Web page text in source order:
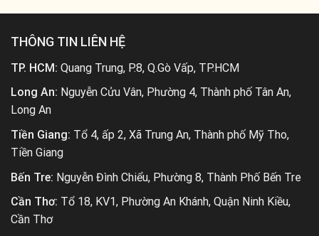
THÔNG TIN LIÊN HỆ
TP. HCM: Quang Trung, P.8, Q.Gò Vấp, TP.HCM
Long An: Nguyễn Cửu Vân, Phường 4, Thành phố Tân An,
Long An
Tiền Giang: Tổ 4, ấp 2, Xã Trung An, Thành phố Mỹ Tho,
Tiền Giang
Bến Tre: Nguyễn Đình Chiểu, Phường 8, Thành Phố Bến Tre
Cần Thơ: Tổ 18, KV1, Phường An Khánh, Quận Ninh Kiều,
Cần Thơ